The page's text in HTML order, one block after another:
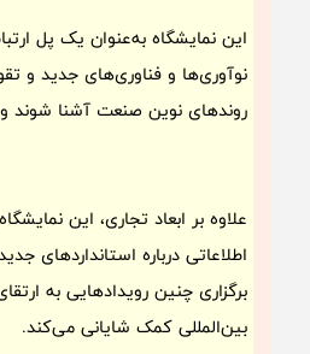
این نمایشگاه به‌عنوان یک پل
نوآوری‌ها و فناوری‌های جدید و
روندهای نوین صنعت آشنا
علاوه بر ابعاد تجاری، این
اطلاعاتی درباره استانداردهای
برگزاری چنین رویدادهایی به
بین‌المللی کمک شایانی می‌کند.